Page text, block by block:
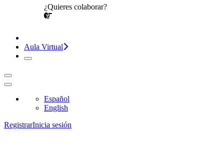
¿Quieres colaborar?
Aula Virtual
Español
English
RegistrarInicia sesión